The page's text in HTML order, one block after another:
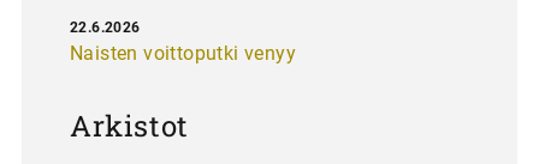
Naisten voittoputki venyy
22.6.2026
Arkistot